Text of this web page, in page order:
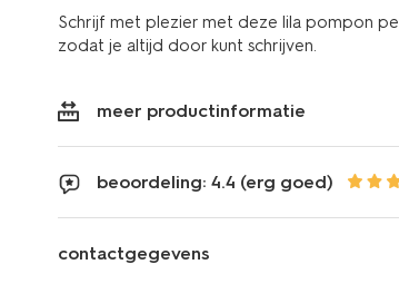
Schrijf met plezier met deze lila pompon
zodat je altijd door kunt schrijven.
meer productinformatie
beoordeling: 4.4 (erg goed)
contactgegevens